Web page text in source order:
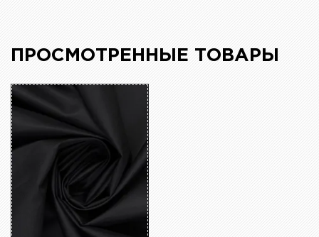
ПРОСМОТРЕННЫЕ ТОВАРЫ